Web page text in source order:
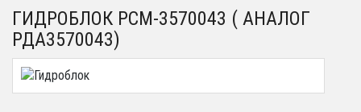
ГИДРОБЛОК РСМ-3570043 ( АНАЛОГ
РДА3570043)